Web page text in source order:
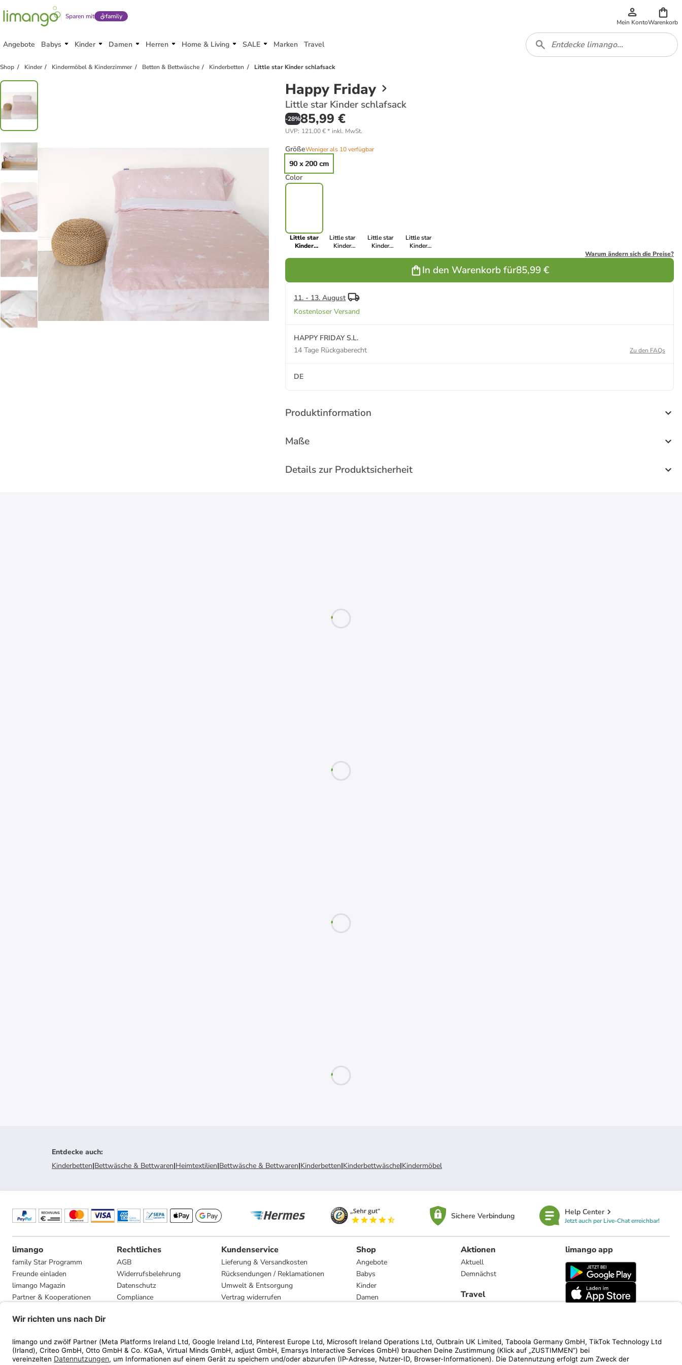
Sparen mit family
Mein KontoWarenkorb
Angebote Babys Kinder Damen Herren Home & Living SALE Marken Travel
Shop Kinder Kindermöbel & Kinderzimmer Betten & Bettwäsche Kinderbetten Little star Kinder schlafsack
Happy Friday
Little star Kinder schlafsack
-28%85,99 €
UVP: 121,00 €* inkl. MwSt.
GrößeWeniger als 10 verfügbar
90 x 200 cm
Color
Little star
Kinder
Little star
Kinder
Little star
Kinder
Little star
Kinder
Warum ändern sich die Preise?
In den Warenkorb für85,99 €
11. - 13. August
Kostenloser Versand
HAPPY FRIDAY S.L.
14 Tage Rückgaberecht
Zu den FAQs
DE
Produktinformation
Maße
Details zur Produktsicherheit
Entdecke auch:
Kinderbetten|Bettwäsche & Bettwaren|Heimtextilien|Bettwäsche & Bettwaren|Kinderbetten|Kinderbettwäsche|Kindermöbel
Sichere Verbindung Help Center
Jetzt auch per Live-Chat erreichbar!
limango
family Star Programm
Freunde einladen
limango Magazin
Partner & Kooperationen
Presse
Rechtliches
AGB
Widerrufsbelehrung
Datenschutz
Compliance
Kundenservice
Lieferung & Versandkosten
Rücksendungen / Reklamationen
Umwelt & Entsorgung
Vertrag widerrufen
Shop
Angebote
Babys
Kinder
Damen
Marken
Aktionen
Aktuell
Demnächst
Travel
limango app